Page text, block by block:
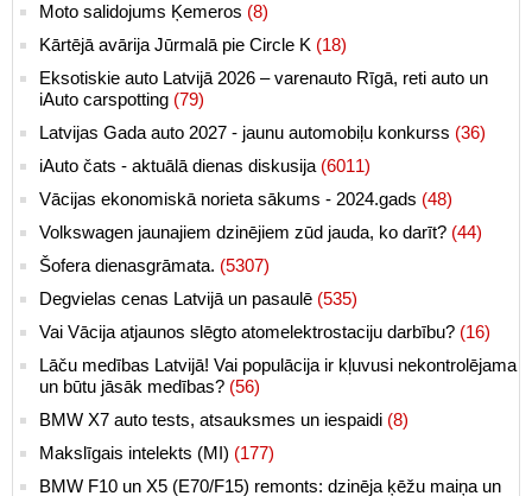
Moto salidojums Ķemeros (8)
Kārtējā avārija Jūrmalā pie Circle K (18)
Eksotiskie auto Latvijā 2026 – varenauto Rīgā, reti auto un
iAuto carspotting (79)
Latvijas Gada auto 2027 - jaunu automobiļu konkurss (36)
iAuto čats - aktuālā dienas diskusija (6011)
Vācijas ekonomiskā norieta sākums - 2024.gads (48)
Volkswagen jaunajiem dzinējiem zūd jauda, ko darīt? (44)
Šofera dienasgrāmata. (5307)
Degvielas cenas Latvijā un pasaulē (535)
Vai Vācija atjaunos slēgto atomelektrostaciju darbību? (16)
Lāču medības Latvijā! Vai populācija ir kļuvusi nekontrolējama
un būtu jāsāk medības? (56)
BMW X7 auto tests, atsauksmes un iespaidi (8)
Makslīgais intelekts (MI) (177)
BMW F10 un X5 (E70/F15) remonts: dzinēja ķēžu maiņa un